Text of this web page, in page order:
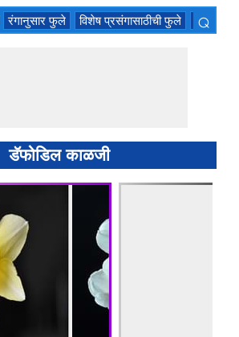
रंगानुसार फुले विशेष प्रसंगासाठीची फुले सुवासिक
⌕
डॅफोडिल काळजी